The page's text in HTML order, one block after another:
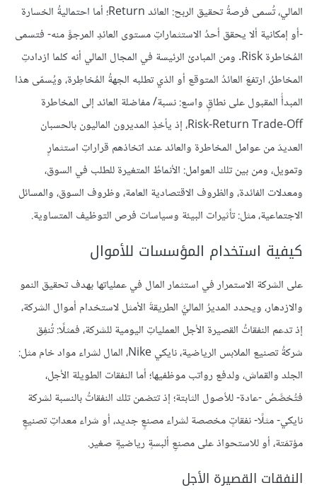
المالي، تُسمى فرصةُ تحقيق الربح: العائد Return؛ أما احتماليةُ الخسارة
-أو إمكانية ألا يحقق أحدُ الاستثماراتِ مستوى العائدِ المرجوَّ منه- فتسمى
المُخاطرة Risk. ومن المبادئ الرئيسة في المجال المالي أنه كلما ازدادتِ
المخاطرُ، ارتفعَ العائدُ المتوقع أو الذي تطلبه الجهةُ المُخاطِرة، ويُسمّى هذا
المبدأُ المقبول على نطاقٍ واسع: نسبة/ مفاضلة العائد إلى المخاطرة
Risk-Return Trade-Off، إذ يأخذِ المديرون الماليون بالحسبان
العديدَ من عوامل المخاطرة والعائد عند اتخاذهم قراراتِ استثمارٍ
وتمويل، ومن بين تلك العوامل: الأنماطُ المتغيرة للطلب في السوق،
ومعدلات الفائدة، والظروف الاقتصادية العامة، وظروف السوق، والمسائل
الاجتماعية، مثل: تأثيرات البيئة وسياسات فرص التوظيف المتساوية.
كيفية استخدام المؤسسات للأموال
على الشركة الاستمرار في استثمار المال في عملياتها بهدف تحقيق النمو
والازدهار، ويحدد المديرُ الماليُّ الطريقةَ الأمثل لاستخدام أموال الشركة،
إذ تدعم النفقاتُ القصيرة الأجل العملياتِ اليومية للشركة، فمثلًا: تُنفِق
شركةُ تصنيع الملابس الرياضية، نايكي Nike، المال لشراء مواد خام مثل:
الجلد والقماش، ولدفع رواتب موظفيها؛ أما النفقات الطويلة الأجل،
فتُخصَّصُ -عادة- للأصول الثابتة؛ إذ تتضمن تلك النفقاتُ بالنسبة لشركة
نايكي- مثلًا- نفقاتٍ مخصصة لشراء مصنعٍ جديد، أو شراء معداتِ تصنيعٍ
مؤتمَتة، أو للاستحواذ على مصنعِ ألبسةٍ رياضيةٍ صغير.
النفقات القصيرة الأجل